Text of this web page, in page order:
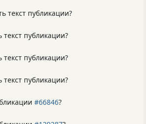
текст публикации?
текст публикации?
текст публикации?
текст публикации?
#66846?